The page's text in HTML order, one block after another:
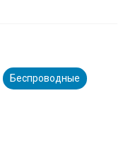
Беспроводные